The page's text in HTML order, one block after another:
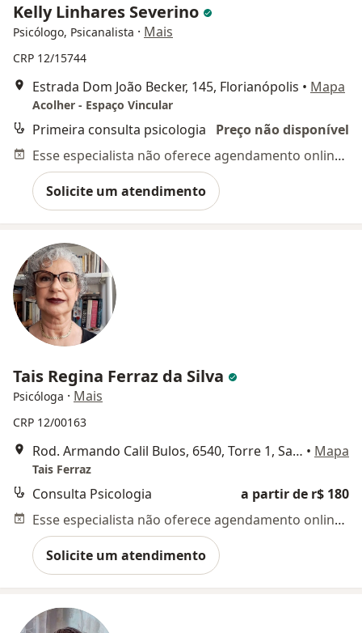
Kelly Linhares Severino
Psicólogo, Psicanalista · Mais
CRP 12/15744
Estrada Dom João Becker, 145, Florianópolis • Mapa
Acolher - Espaço Vincular
Primeira consulta psicologia
Preço não disponível
Esse especialista não oferece agendamento online para esse endereço.
Solicite um atendimento
Tais Regina Ferraz da Silva
Psicóloga · Mais
CRP 12/00163
Rod. Armando Calil Bulos, 6540, Torre 1, Sala 408 - Ingleses, Florianópolis • Mapa
Tais Ferraz
Consulta Psicologia
a partir de r$ 180
Esse especialista não oferece agendamento online para esse endereço.
Solicite um atendimento